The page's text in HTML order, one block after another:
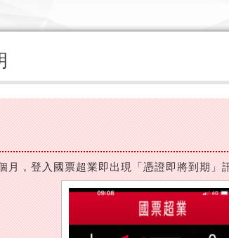
月，登入國票超業即出現「憑證即將到期」